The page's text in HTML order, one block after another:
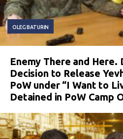
OLEG BATURIN
Enemy There and Here.
Decision to Release
PoW under “I Want to
Detained in PoW Camp